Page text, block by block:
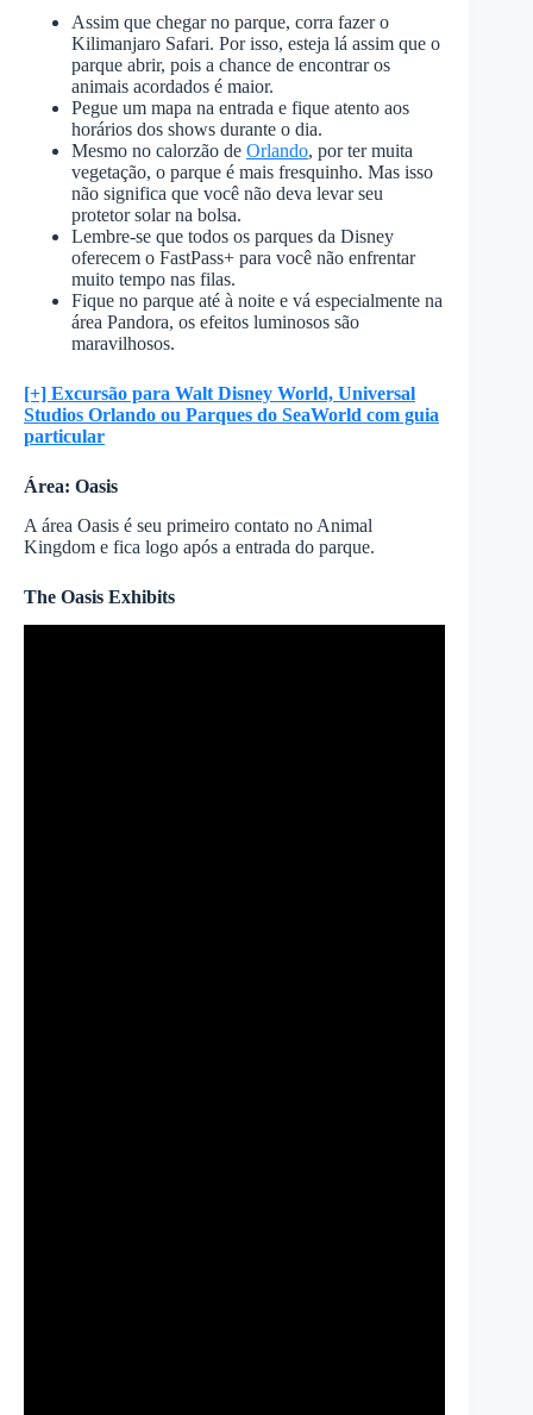
Assim que chegar no parque, corra fazer o
Kilimanjaro Safari. Por isso, esteja lá assim que o
parque abrir, pois a chance de encontrar os
animais acordados é maior.
Pegue um mapa na entrada e fique atento aos
horários dos shows durante o dia.
Mesmo no calorzão de Orlando, por ter muita
vegetação, o parque é mais fresquinho. Mas isso
não significa que você não deva levar seu
protetor solar na bolsa.
Lembre-se que todos os parques da Disney
oferecem o FastPass+ para você não enfrentar
muito tempo nas filas.
Fique no parque até à noite e vá especialmente na
área Pandora, os efeitos luminosos são
maravilhosos.
[+] Excursão para Walt Disney World, Universal
Studios Orlando ou Parques do SeaWorld com guia
particular
Área: Oasis
A área Oasis é seu primeiro contato no Animal
Kingdom e fica logo após a entrada do parque.
The Oasis Exhibits